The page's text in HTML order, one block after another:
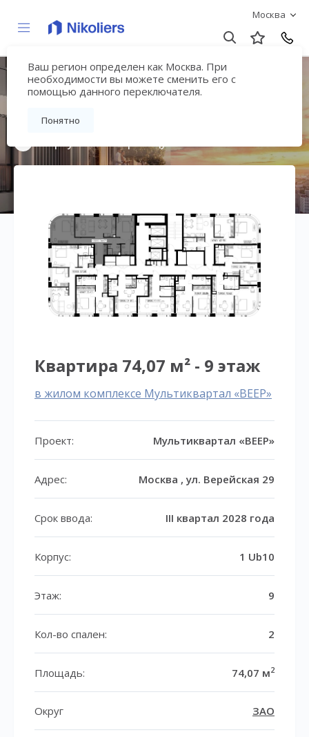
Москва
Ваш регион определен как Москва. При
необходимости вы можете сменить его с
помощью данного переключателя.
Понятно
Мультиквартал
«ВЕЕР»
Квартира 74,07 м² - 9 этаж
в жилом комплексе Мультиквартал «ВЕЕР»
Проект: Мультиквартал «ВЕЕР»
Адрес: Москва , ул. Верейская 29
Срок ввода: III квартал 2028 года
Корпус: 1 Ub10
Этаж: 9
Кол-во спален: 2
Площадь: 74,07 м2
Округ ЗАО